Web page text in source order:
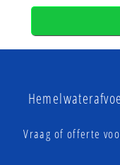
Vraag of offerte